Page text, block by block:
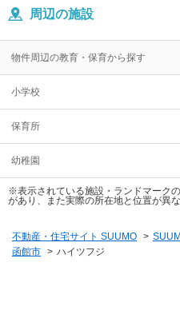
周辺の施設
物件周辺の教育・保育から探す
小学校
保育所
幼稚園
※表示されている施設・ランドマーク
があり、また実際の所在地と位置が異
不動産・住宅サイト SUUMO >
函館市 > ハイツフジ